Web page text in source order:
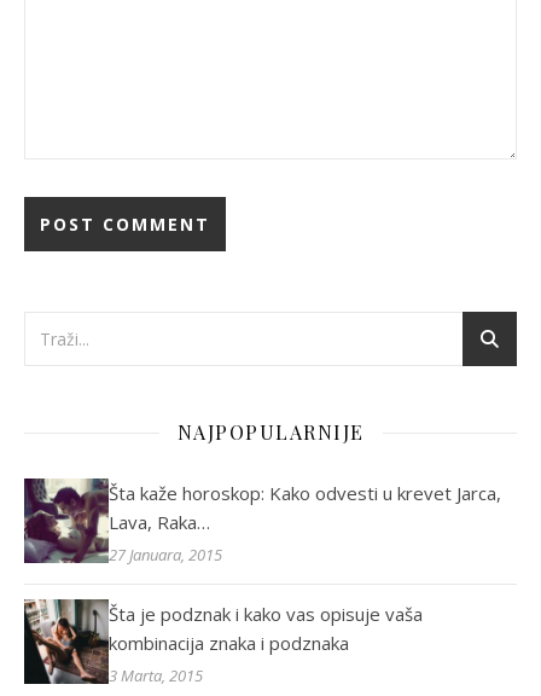
NAJPOPULARNIJE
Šta kaže horoskop: Kako odvesti u krevet Jarca,
Lava, Raka…
27 Januara, 2015
Šta je podznak i kako vas opisuje vaša
kombinacija znaka i podznaka
3 Marta, 2015